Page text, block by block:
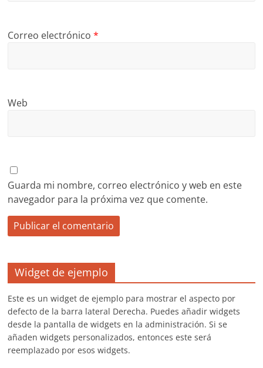
Correo electrónico*
Web
Guarda mi nombre, correo electrónico y web en este
navegador para la próxima vez que comente.
Widget de ejemplo
Este es un widget de ejemplo para mostrar el aspecto por
defecto de la barra lateral Derecha. Puedes añadir widgets
desde la pantalla de widgets en la administración. Si se
añaden widgets personalizados, entonces este será
reemplazado por esos widgets.